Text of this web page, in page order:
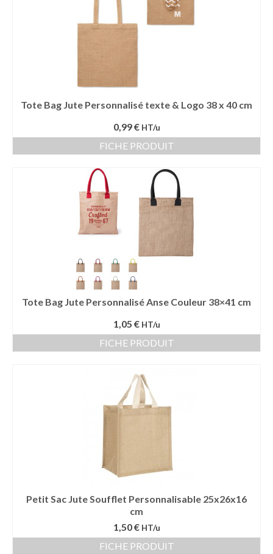
Tote Bag Jute Personnalisé texte & Logo 38 x 40 cm
0,99 € HT/u
FICHE PRODUIT
Tote Bag Jute Personnalisé Anse Couleur 38×41 cm
1,05 € HT/u
FICHE PRODUIT
Petit Sac Jute Soufflet Personnalisable 25x26x16
cm
1,50 € HT/u
FICHE PRODUIT